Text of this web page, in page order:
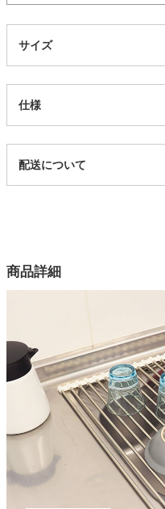
キッチン用品
家電・照明器具
タワー
サイズ
仕様
21300330
1色
素材2
シリコーンゴム（耐熱温度
120度）
耐荷重
原産国
配送について
商品詳細